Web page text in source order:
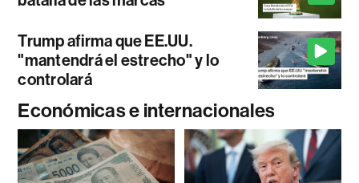
Trump afirma que EE.UU.
"mantendrá el estrecho" y lo
controlará
Económicas e internacionales